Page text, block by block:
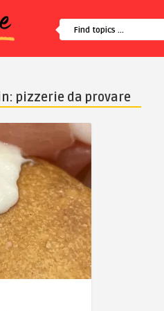
pizzerie da provare